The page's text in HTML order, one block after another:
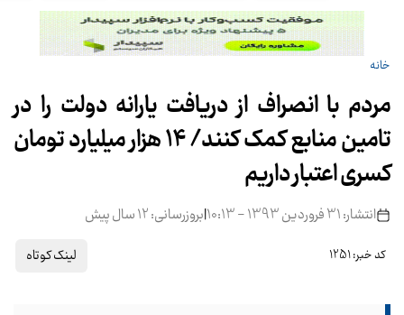
خانه
مردم با انصراف از دریافت یارانه دولت را در
تامین منابع کمک کنند/ 14 هزار میلیارد تومان
کسری اعتبار داریم
انتشار: 31 فروردین 1393 - 10:13 |بروزرسانی: 12 سال پیش
کد خبر: 1251 لینک کوتاه